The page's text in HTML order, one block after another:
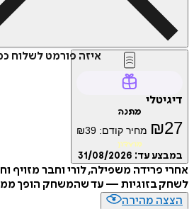
איזה פורמט לשלוח
₪ מחיר קודם: ₪39
עד:31/08/2026
פרידה משפילה, לורי וחבר מזויף וחתיך
בזוגיות — עד שהמשחק הופך ממש
מהירה